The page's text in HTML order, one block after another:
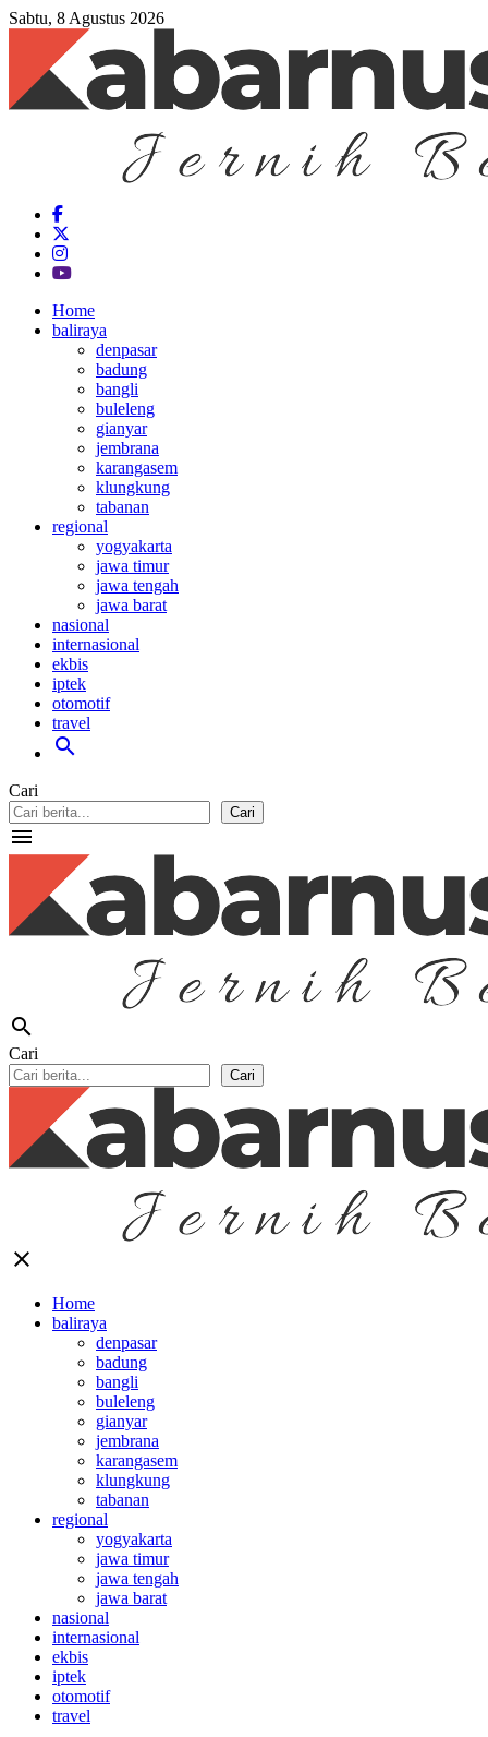
Sabtu, 8 Agustus 2026
Home
baliraya
denpasar
badung
bangli
buleleng
gianyar
jembrana
karangasem
klungkung
tabanan
regional
yogyakarta
jawa timur
jawa tengah
jawa barat
nasional
internasional
ekbis
iptek
otomotif
travel
search
Cari
Cari
menu
search
Cari
Cari
close
Home
baliraya
denpasar
badung
bangli
buleleng
gianyar
jembrana
karangasem
klungkung
tabanan
regional
yogyakarta
jawa timur
jawa tengah
jawa barat
nasional
internasional
ekbis
iptek
otomotif
travel